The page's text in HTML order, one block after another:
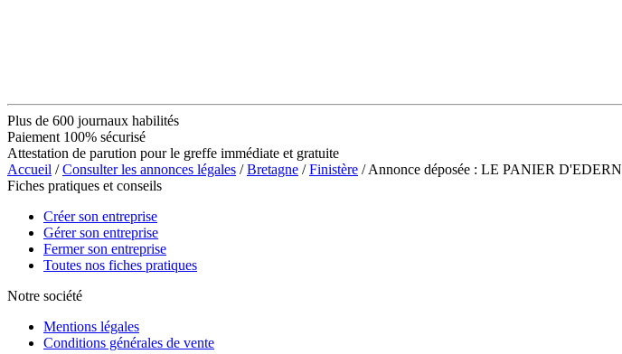
Plus de 600 journaux habilités
Paiement 100% sécurisé
Attestation de parution pour le greffe immédiate et gratuite
Accueil /Consulter les annonces légales /Bretagne /Finistère / Annonce déposée : LE PANIER D'EDERN
Fiches pratiques et conseils
Créer son entreprise
Gérer son entreprise
Fermer son entreprise
Toutes nos fiches pratiques
Notre société
Mentions légales
Conditions générales de vente